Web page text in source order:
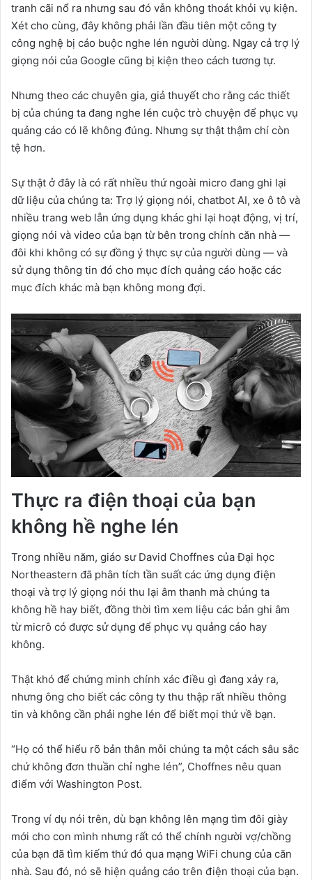
tranh cãi nổ ra nhưng sau đó vẫn không thoát khỏi vụ kiện.
Xét cho cùng, đây không phải lần đầu tiên một công ty
công nghệ bị cáo buộc nghe lén người dùng. Ngay cả trợ lý
giọng nói của Google cũng bị kiện theo cách tương tự.
Nhưng theo các chuyên gia, giả thuyết cho rằng các thiết
bị của chúng ta đang nghe lén cuộc trò chuyện để phục vụ
quảng cáo có lẽ không đúng. Nhưng sự thật thậm chí còn
tệ hơn.
Sự thật ở đây là có rất nhiều thứ ngoài micro đang ghi lại
dữ liệu của chúng ta: Trợ lý giọng nói, chatbot AI, xe ô tô và
nhiều trang web lẫn ứng dụng khác ghi lại hoạt động, vị trí,
giọng nói và video của bạn từ bên trong chính căn nhà —
đôi khi không có sự đồng ý thực sự của người dùng — và
sử dụng thông tin đó cho mục đích quảng cáo hoặc các
mục đích khác mà bạn không mong đợi.
Thực ra điện thoại của bạn
không hề nghe lén
Trong nhiều năm, giáo sư David Choffnes của Đại học
Northeastern đã phân tích tần suất các ứng dụng điện
thoại và trợ lý giọng nói thu lại âm thanh mà chúng ta
không hề hay biết, đồng thời tìm xem liệu các bản ghi âm
từ micrô có được sử dụng để phục vụ quảng cáo hay
không.
Thật khó để chứng minh chính xác điều gì đang xảy ra,
nhưng ông cho biết các công ty thu thập rất nhiều thông
tin và không cần phải nghe lén để biết mọi thứ về bạn.
“Họ có thể hiểu rõ bản thân mỗi chúng ta một cách sâu sắc
chứ không đơn thuần chỉ nghe lén”, Choffnes nêu quan
điểm với Washington Post.
Trong ví dụ nói trên, dù bạn không lên mạng tìm đôi giày
mới cho con mình nhưng rất có thể chính người vợ/chồng
của bạn đã tìm kiếm thứ đó qua mạng WiFi chung của căn
nhà. Sau đó, nó sẽ hiện quảng cáo trên điện thoại của bạn.